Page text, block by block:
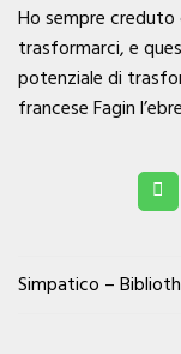
Ho sempre
trasformarci, e
potenziale di
francese Fagin
Simpatico –